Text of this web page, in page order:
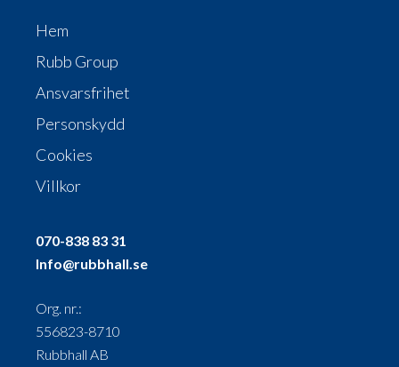
Hem
Rubb Group
Ansvarsfrihet
Personskydd
Cookies
Villkor
070-838 83 31
Info@rubbhall.se
Org. nr.:
556823-8710
Rubbhall AB